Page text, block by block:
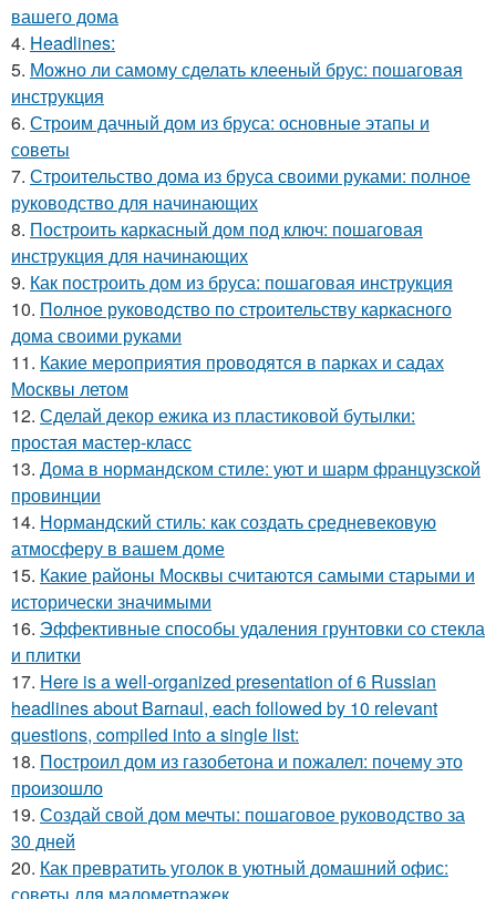
вашего дома
4. Headlines:
5. Можно ли самому сделать клееный брус: пошаговая
инструкция
6. Строим дачный дом из бруса: основные этапы и
советы
7. Строительство дома из бруса своими руками: полное
руководство для начинающих
8. Построить каркасный дом под ключ: пошаговая
инструкция для начинающих
9. Как построить дом из бруса: пошаговая инструкция
10. Полное руководство по строительству каркасного
дома своими руками
11. Какие мероприятия проводятся в парках и садах
Москвы летом
12. Сделай декор ежика из пластиковой бутылки:
простая мастер-класс
13. Дома в нормандском стиле: уют и шарм французской
провинции
14. Нормандский стиль: как создать средневековую
атмосферу в вашем доме
15. Какие районы Москвы считаются самыми старыми и
исторически значимыми
16. Эффективные способы удаления грунтовки со стекла
и плитки
17. Here is a well-organized presentation of 6 Russian
headlines about Barnaul, each followed by 10 relevant
questions, compiled into a single list:
18. Построил дом из газобетона и пожалел: почему это
произошло
19. Создай свой дом мечты: пошаговое руководство за
30 дней
20. Как превратить уголок в уютный домашний офис: